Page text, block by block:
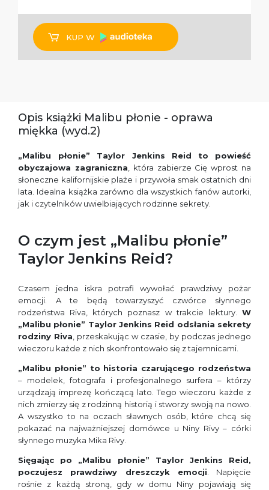
KUP W
Opis książki Malibu płonie - oprawa
miękka (wyd.2)
„Malibu płonie” Taylor Jenkins Reid
to powieść
obyczajowa zagraniczna, która zabierze Cię wprost na
słoneczne kalifornijskie plaże i przywoła smak ostatnich dni
lata. Idealna książka zarówno dla wszystkich fanów autorki,
jak i czytelników uwielbiających rodzinne sekrety.
O czym jest „Malibu płonie”
Taylor Jenkins Reid?
Czasem jedna iskra potrafi wywołać prawdziwy pożar
emocji. A te będą towarzyszyć czwórce słynnego
rodzeństwa Riva, których poznasz w trakcie lektury. W
„Malibu płonie” Taylor Jenkins Reid odsłania sekrety
rodziny Riva, przeskakując w czasie, by podczas jednego
wieczoru każde z nich skonfrontowało się z tajemnicami.
„Malibu płonie” to historia czarującego rodzeństwa
– modelek, fotografa i profesjonalnego surfera – którzy
urządzają imprezę kończącą lato. Tego wieczoru każde z
nich zmierzy się z rodzinną historią i stworzy swoją na nowo.
A wszystko to na oczach sławnych osób, które chcą się
pokazać na najważniejszej domówce u Niny Rivy – córki
słynnego muzyka Mika Rivy.
Sięgając po „Malibu płonie” Taylor Jenkins Reid,
poczujesz prawdziwy dreszczyk emocji. Napięcie
rośnie z każdą stroną, gdy w domu Niny pojawiają się